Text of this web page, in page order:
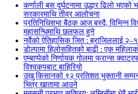
कर्णाली बस दुर्घटनामा उद्धार ढिलो भएको
सरकारमाथि तीव्र आलोचना
प्रतिनिधिसभा बैठक आज बस्दै, विभिन्न
महासन्धिमाथि छलफल हुने
नर्वेको ऐतिहासिक जित : ब्राजिललाई
डोल्पामा हिलोसहितको बाढी : एक
एम्बाप्पेको निर्णायक गोलमा फ्रान्स
विश्वकपबाट बाहिरियो
उखु किसानको ९२ प्रतिशत भुक्तानी
भित्र खातामा आउने